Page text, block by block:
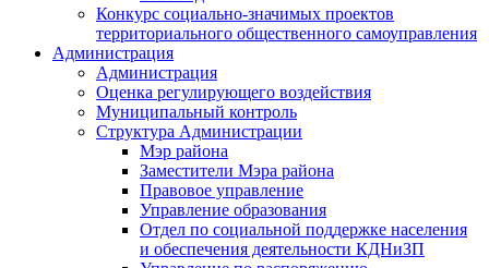
Конкурс социально-значимых проектов
территориального общественного самоуправления
Администрация
Администрация
Оценка регулирующего воздействия
Муниципальный контроль
Структура Администрации
Мэр района
Заместители Мэра района
Правовое управление
Управление образования
Отдел по социальной поддержке населения
и обеспечения деятельности КДНиЗП